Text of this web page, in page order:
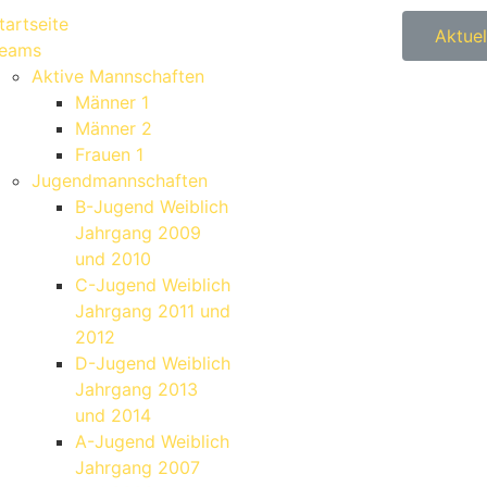
Aktive Mannschaften
Männer 1
Männer 2
Frauen 1
Jugendmannschaften
B-Jugend Weiblich
Jahrgang 2009
und 2010
C-Jugend Weiblich
Jahrgang 2011 und
2012
D-Jugend Weiblich
Jahrgang 2013
und 2014
A-Jugend Weiblich
Jahrgang 2007